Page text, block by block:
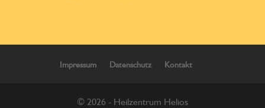
Impressum Datenschutz Kontakt
© 2026 - Heilzentrum Helios